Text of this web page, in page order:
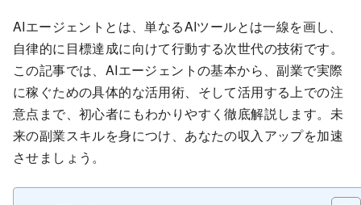
AIエージェントとは、単なるAIツールとは一線を画し、
自律的に目標達成に向けて行動する次世代の技術です。
この記事では、AIエージェントの基本から、副業で実際
に稼ぐための具体的な活用術、そして活用する上での注
意点まで、初心者にもわかりやすく徹底解説します。未
来の副業スキルを身につけ、あなたの収入アップを加速
させましょう。